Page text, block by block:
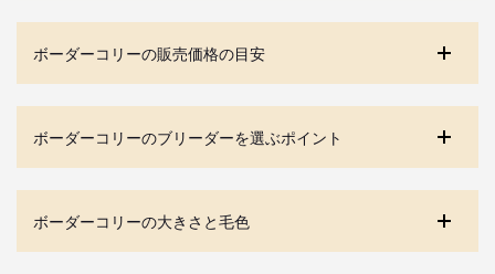
ボーダーコリーの販売価格の目安
ボーダーコリーのブリーダーを選ぶポイント
ボーダーコリーの大きさと毛色